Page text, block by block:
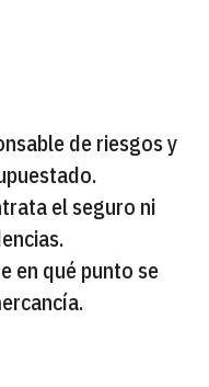
de riesgos y
el seguro ni
en qué punto se